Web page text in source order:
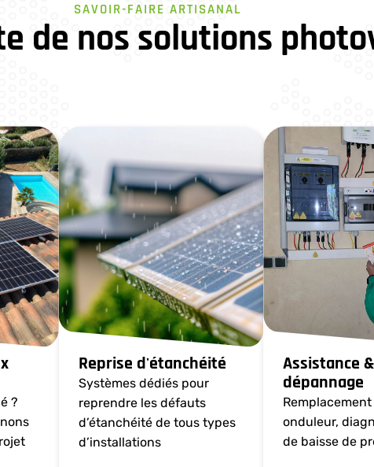
SAVOIR-FAIRE ARTISANAL
de nos solutions
?
Reprise d'étanchéité
Systèmes dédiés pour
reprendre les défauts
d’étanchéité de tous types
d’installations
Assistance &
dépannage​
onduleur,
de baisse de